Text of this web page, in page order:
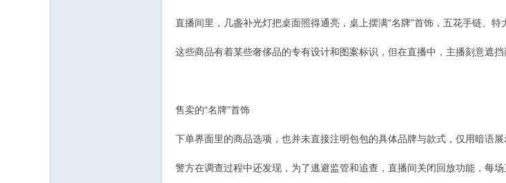
直播间里，几盏补光灯把桌面照得通亮，桌上摆满“名牌”首饰，五花手链、
这些商品有着某些奢侈品的专有设计和图案标识，但在直播中，主播刻意遮挡
售卖的“名牌”首饰
下单界面里的商品选项，也并未直接注明包包的具体品牌与款式，仅用暗语展
警方在调查过程中还发现，为了逃避监管和追查，直播间关闭回放功能，每场